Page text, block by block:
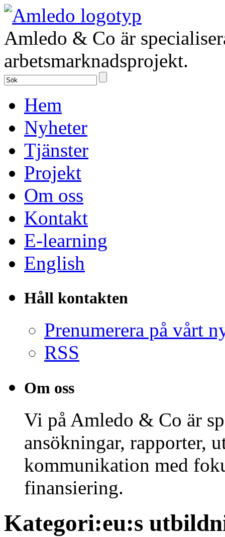
Amledo & Co är
arbetsmarknadsprojekt.
Hem
Nyheter
Tjänster
Projekt
Om oss
Kontakt
E-learning
English
Håll kontakten
Prenumerera på vårt
RSS
Om oss
Vi på Amledo & Co är
ansökningar, rapporter,
kommunikation med
finansiering.
Kategori:eu:s